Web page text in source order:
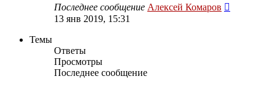
Последнее сообщение Алексей Комаров
13 янв 2019, 15:31
Темы
Ответы
Просмотры
Последнее сообщение